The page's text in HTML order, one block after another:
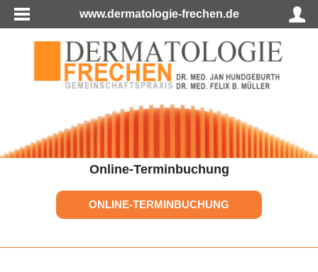
www.dermatologie-frechen.de
Online-Terminbuchung
ONLINE-TERMINBUCHUNG